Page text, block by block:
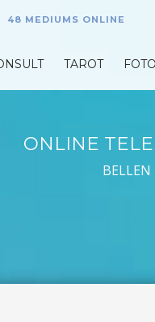
48 MEDIUMS ONLINE
TAROT
ONLINE